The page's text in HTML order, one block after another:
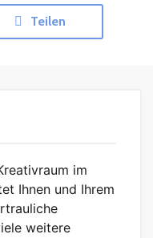
Teilen
im
Ihnen und Ihrem
weitere